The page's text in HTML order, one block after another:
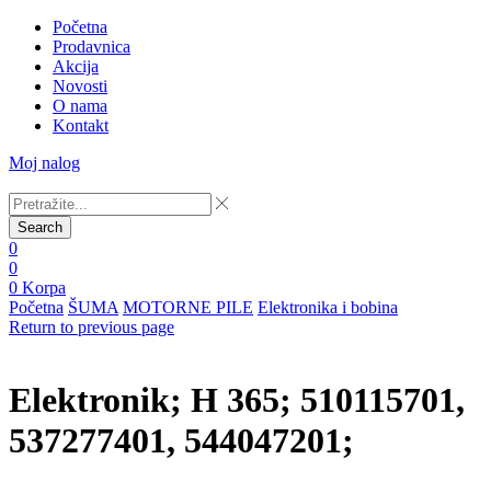
Početna
Prodavnica
Akcija
Novosti
O nama
Kontakt
Moj nalog
Search
0
0
0 Korpa
Početna ŠUMA MOTORNE PILE Elektronika i bobina
Return to previous page
Elektronik; H 365; 510115701,
537277401, 544047201;